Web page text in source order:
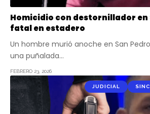
Homicidio con destornillador en
fatal en estadero
Un hombre murió anoche en San
una puñalada…
FEBRERO 23, 2026
JUDICIAL